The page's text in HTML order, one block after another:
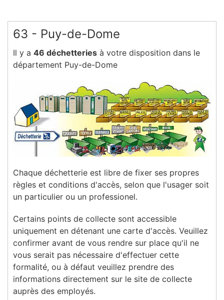
63 - Puy-de-Dome
Il y a 46 déchetteries à votre disposition dans le
département Puy-de-Dome
Chaque déchetterie est libre de fixer ses propres
règles et conditions d'accès, selon que l'usager soit
un particulier ou un professionel.
Certains points de collecte sont accessible
uniquement en détenant une carte d'accès. Veuillez
confirmer avant de vous rendre sur place qu'il ne
vous serait pas nécessaire d'effectuer cette
formalité, ou à défaut veuillez prendre des
informations directement sur le site de collecte
auprès des employés.